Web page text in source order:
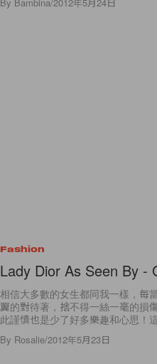
Fashion
Lady Dior As Seen By -
相信大多數的女生都同我一樣，每
翼的對待著，捨不得一絲一毫的損
此謹慎也是少了好多樂趣和心思！
By Rosalie/2012年5月23日